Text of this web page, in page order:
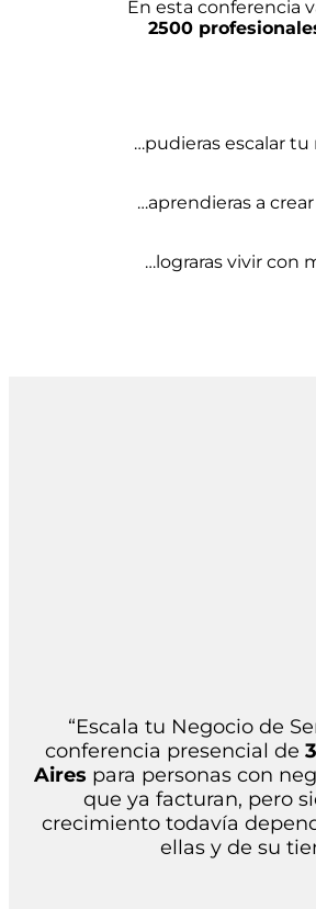
En esta conferencia
2500
…pudieras escalar
…aprendieras a
…lograras vivir con
“Escala tu Negocio de
conferencia presencial de
Aires para personas con
que ya facturan, pero
crecimiento todavía
ellas y de su